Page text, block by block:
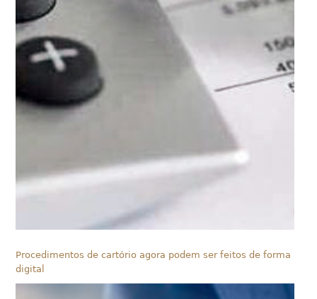
Procedimentos de cartório agora podem ser feitos de forma
digital